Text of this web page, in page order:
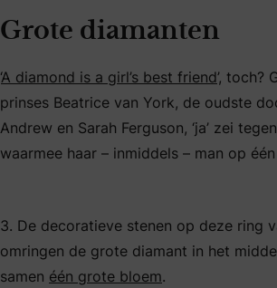
Grote diamanten
A diamond is a girl’s best friend’, toch?
prinses Beatrice van York, de oudste
Andrew en Sarah Ferguson, ‘ja’ zei
waarmee haar – inmiddels – man op
3. De decoratieve stenen op deze ring
omringen de grote diamant in het
samen één grote bloem.